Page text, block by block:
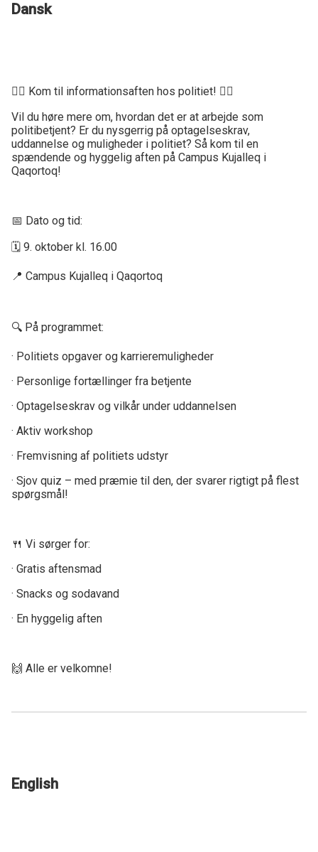
Dansk
👮‍♀️ Kom til informationsaften hos politiet! 👮‍♂️
Vil du høre mere om, hvordan det er at arbejde som
politibetjent? Er du nysgerrig på optagelseskrav,
uddannelse og muligheder i politiet? Så kom til en
spændende og hyggelig aften på Campus Kujalleq i
Qaqortoq!
📅 Dato og tid:
🗓 9. oktober kl. 16.00
📍 Campus Kujalleq i Qaqortoq
🔍 På programmet:
· Politiets opgaver og karrieremuligheder
· Personlige fortællinger fra betjente
· Optagelseskrav og vilkår under uddannelsen
· Aktiv workshop
· Fremvisning af politiets udstyr
· Sjov quiz – med præmie til den, der svarer rigtigt på flest
spørgsmål!
🍴 Vi sørger for:
· Gratis aftensmad
· Snacks og sodavand
· En hyggelig aften
🙌 Alle er velkomne!
English